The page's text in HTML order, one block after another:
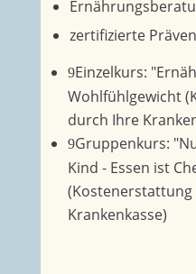
zertifizierte
9Einzelkurs:
Wohlfühlgewicht
durch Ihre
9Gruppenkurs:
Kind - Essen ist
Krankenkasse)